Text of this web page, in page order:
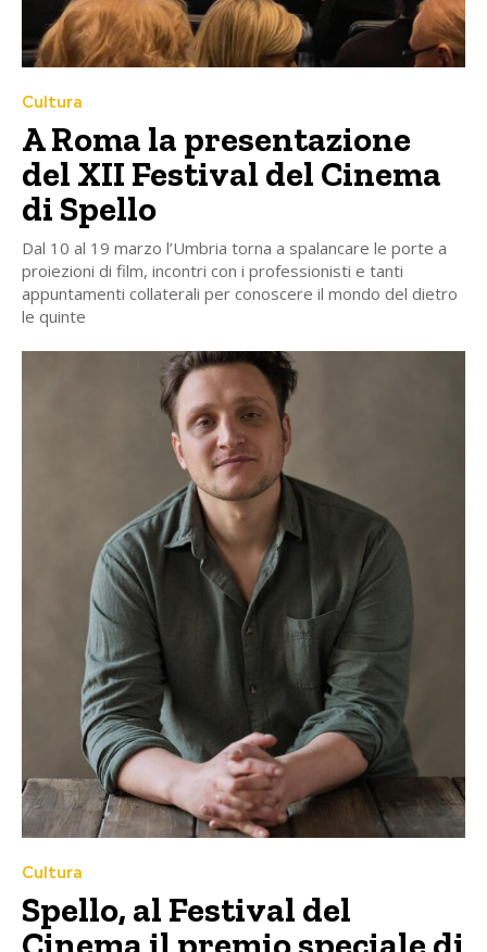
Cultura
A Roma la presentazione
del XII Festival del Cinema
di Spello
Dal 10 al 19 marzo l’Umbria torna a spalancare le porte a
proiezioni di film, incontri con i professionisti e tanti
appuntamenti collaterali per conoscere il mondo del dietro
le quinte
Cultura
Spello, al Festival del